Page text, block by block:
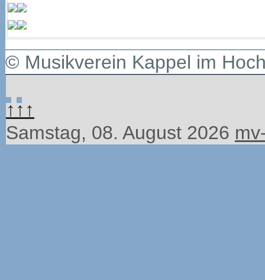
© Musikverein Kappel im
↑↑↑
Samstag, 08. August 2026